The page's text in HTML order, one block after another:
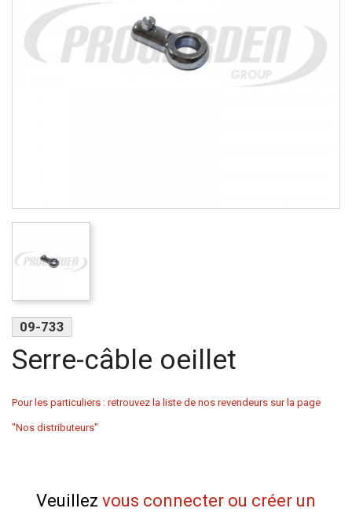
09-733
Serre-câble oeillet
Pour les particuliers : retrouvez la liste de nos revendeurs sur la page
"Nos distributeurs"
Veuillez vous connecter ou créer un